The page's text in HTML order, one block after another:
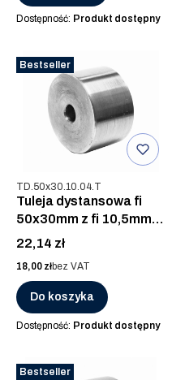
Dostępność: Produkt dostępny
Bestseller
Kod produktu
TD.50x30.10.04.T
Tuleja dystansowa fi
50x30mm z fi 10,5mm,
AISI 304
Cena
22,14 zł
Cena
18,00 złbez VAT
Do koszyka
Dostępność: Produkt dostępny
Bestseller